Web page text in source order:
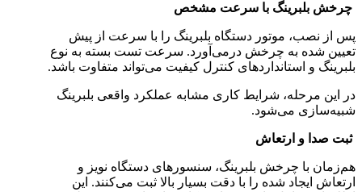
چرخش بلبرینگ با سرعت مشخص
پس از نصب، موتور دستگاه بلبرینگ را با سرعت از پیش
تعیین شده به چرخش درمی‌آورد. سرعت تست بسته به نوع
بلبرینگ و استانداردهای کنترل کیفیت می‌تواند متفاوت باشد.
در این مرحله، شرایط کاری مشابه عملکرد واقعی بلبرینگ
شبیه‌سازی می‌شود.
ثبت صدا و ارتعاش
هم‌زمان با چرخش بلبرینگ، سنسورهای دستگاه نویز و
ارتعاش ایجاد شده را با دقت بسیار بالا ثبت می‌کنند. این